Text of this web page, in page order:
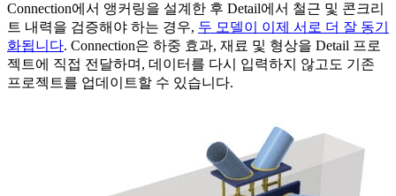
Connection에서 앵커링을 설계한 후 Detail에서 철근 및 콘크리
트 내력을 검증해야 하는 경우, 두 모델이 이제 서로 더 잘 동기
화됩니다. Connection은 하중 효과, 재료 및 형상을 Detail 프로
젝트에 직접 전달하며, 데이터를 다시 입력하지 않고도 기존
프로젝트를 업데이트할 수 있습니다.